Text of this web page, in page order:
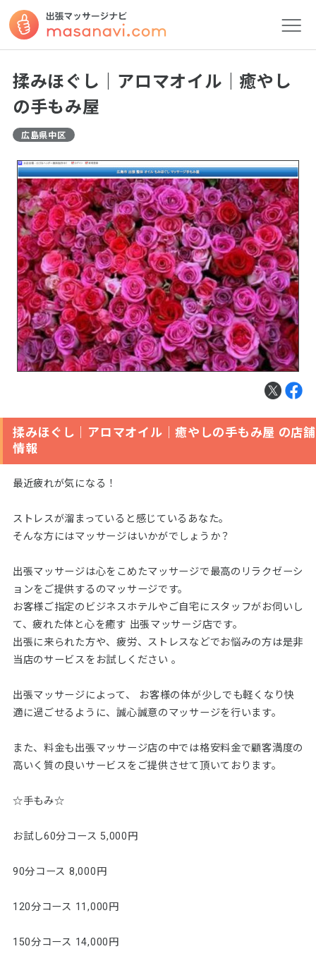
揉みほぐし｜アロマオイル｜癒やし
の手もみ屋
広島県中区
揉みほぐし｜アロマオイル｜癒やしの手もみ屋 の店舗
情報
最近疲れが気になる！
ストレスが溜まっていると感じているあなた。
そんな方にはマッサージはいかがでしょうか？
出張マッサージは心をこめたマッサージで最高のリラクゼーシ
ョンをご提供するのマッサージです。
お客様ご指定のビジネスホテルやご自宅にスタッフがお伺いし
て、疲れた体と心を癒す 出張マッサージ店です。
出張に来られた方や、疲労、ストレスなどでお悩みの方は是非
当店のサービスをお試しください 。
出張マッサージによって、 お客様の体が少しでも軽くなり快
適に過ごせるように、誠心誠意のマッサージを行います。
また、料金も出張マッサージ店の中では格安料金で顧客満度の
高いく質の良いサービスをご提供させて頂いております。
☆手もみ☆
お試し60分コース 5,000円
90分コース 8,000円
120分コース 11,000円
150分コース 14,000円